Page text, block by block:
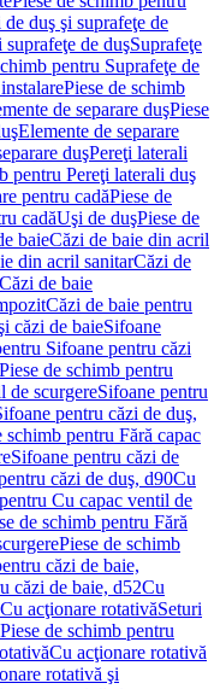
de duş şi suprafeţe de
de duşSuprafeţe
pentru Suprafeţe de
Piese de schimb
de separare duşPiese
Elemente de separare
duşPereţi laterali
pentru Pereţi laterali duş
pentru cadăPiese de
cadăUşi de duşPiese de
baieCăzi de baie din acril
din acril sanitarCăzi de
de baie
Căzi de baie pentru
căzi de baieSifoane
Sifoane pentru căzi
Piese de schimb pentru
de scurgereSifoane pentru
pentru căzi de duş,
schimb pentru Fără capac
Sifoane pentru căzi de
căzi de duş, d90Cu
Cu capac ventil de
de schimb pentru Fără
Piese de schimb
căzi de baie,
căzi de baie, d52Cu
acţionare rotativăSeturi
Piese de schimb pentru
Cu acţionare rotativă
rotativă şi